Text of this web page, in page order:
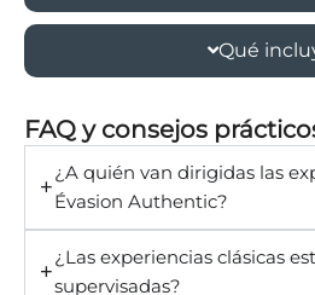
Qué
FAQ y consejos
¿A quién van dirigidas las
Évasion Authentic?
¿Las experiencias clásicas
supervisadas?